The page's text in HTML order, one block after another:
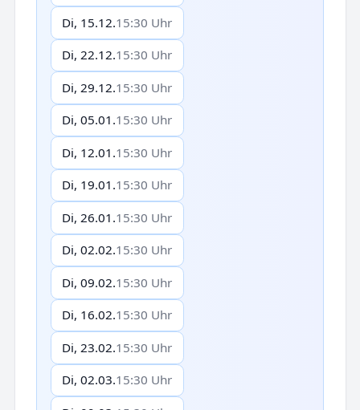
Di, 15.12.15:30 Uhr
Di, 22.12.15:30 Uhr
Di, 29.12.15:30 Uhr
Di, 05.01.15:30 Uhr
Di, 12.01.15:30 Uhr
Di, 19.01.15:30 Uhr
Di, 26.01.15:30 Uhr
Di, 02.02.15:30 Uhr
Di, 09.02.15:30 Uhr
Di, 16.02.15:30 Uhr
Di, 23.02.15:30 Uhr
Di, 02.03.15:30 Uhr